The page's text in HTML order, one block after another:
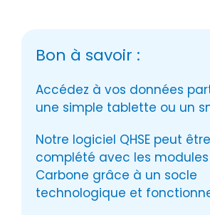
Bon à savoir :
Accédez à vos données
une simple tablette ou un
Notre logiciel QHSE peut
complété avec les modules
Carbone grâce à un socle
technologique et